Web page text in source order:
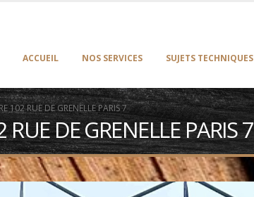
ACCUEIL NOS SERVICES SUJETS TECHNIQUES
102 RUE DE GRENELLE PARIS 7
DE GRENELLE PARIS 7